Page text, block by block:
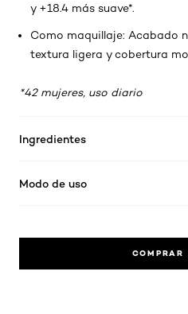
y +18.4 más suave*.
Como maquillaje: Acabado
textura ligera y cobertura
*42 mujeres, uso diario
Ingredientes
Modo de uso
COMPRAR